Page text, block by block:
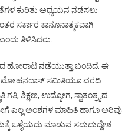
ಕುರಿತು ಅಧ್ಯಯನ ನಡೆಸಲು
ಸರ್ಕಾರ ಕಾನೂನಾತ್ಮಕವಾಗಿ
ತಿಳಿಸಿದರು.
ಹೋರಾಟ ನಡೆಯುತ್ತಾ ಬಂದಿದೆ. ಈ
ಸಮಿತಿಯೂ ವರದಿ
ಗತಿ, ಶಿಕ್ಷಣ, ಉದ್ಯೋಗ, ಸ್ವಾತಂತ್ರ್ಯದ
ಎಲ್ಲ ಅಂಶಗಳ ಮಾಹಿತಿ ಹಾಗೂ ಅರಿವು
ಒಳ್ಳೆಯದು ಮಾಡುವ ಸದುದುದ್ದೇಶ